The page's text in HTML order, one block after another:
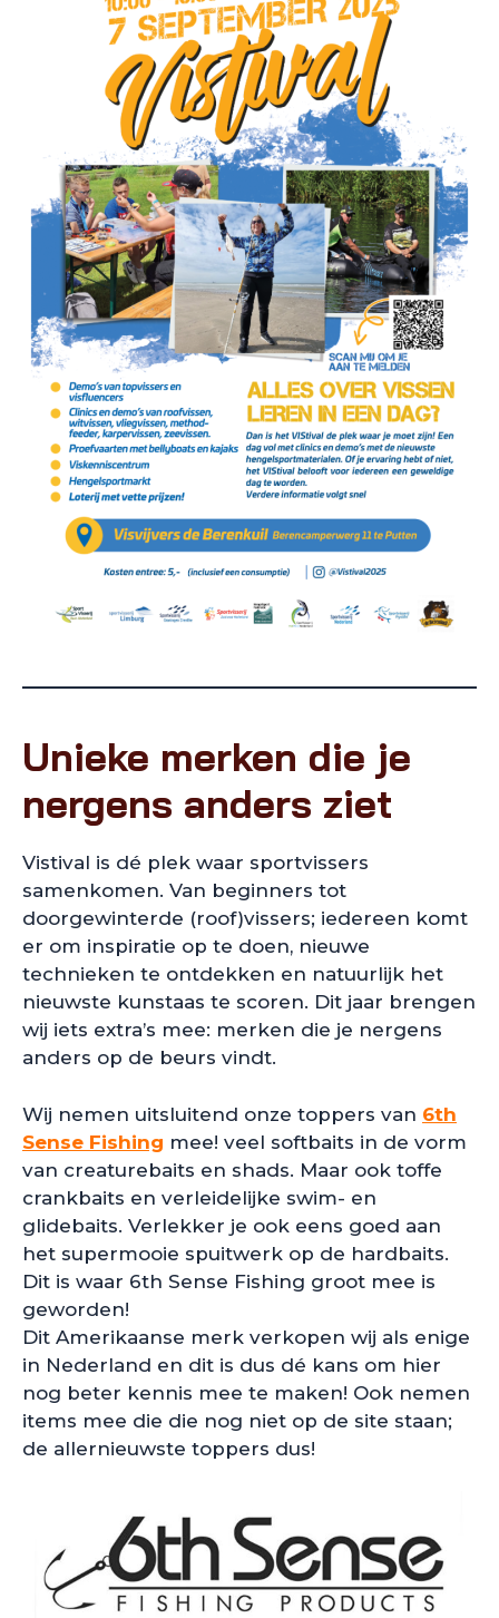
Unieke merken die je
nergens anders ziet
Vistival is dé plek waar sportvissers
samenkomen. Van beginners tot
doorgewinterde (roof)vissers; iedereen komt
er om inspiratie op te doen, nieuwe
technieken te ontdekken en natuurlijk het
nieuwste kunstaas te scoren. Dit jaar brengen
wij iets extra’s mee: merken die je nergens
anders op de beurs vindt.
Wij nemen uitsluitend onze toppers van 6th
Sense Fishing mee! veel softbaits in de vorm
van creaturebaits en shads. Maar ook toffe
crankbaits en verleidelijke swim- en
glidebaits. Verlekker je ook eens goed aan
het supermooie spuitwerk op de hardbaits.
Dit is waar 6th Sense Fishing groot mee is
geworden!
Dit Amerikaanse merk verkopen wij als enige
in Nederland en dit is dus dé kans om hier
nog beter kennis mee te maken! Ook nemen
items mee die die nog niet op de site staan;
de allernieuwste toppers dus!